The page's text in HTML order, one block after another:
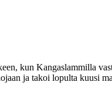
kun Kangaslammilla
ja takoi lopulta kuusi